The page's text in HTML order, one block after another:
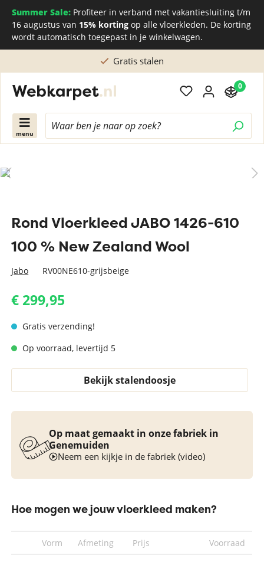
Summer Sale: Profiteer in verband met vakantiesluiting t/m
16 augustus van 15% korting op alle vloerkleden. De korting
wordt automatisch toegepast in je winkelwagen.
Gratis stalen
menu
0
Rond Vloerkleed JABO 1426-610
100 % New Zealand Wool
Jabo RV00NE610-grijsbeige
€ 299,95
Gratis verzending!
Op voorraad, levertijd 5
Bekijk stalendoosje
Op maat gemaakt in onze fabriek in
Genemuiden
Neem een kijkje in de fabriek (video)
Hoe mogen we jouw vloerkleed maken?
Vorm Afmeting Prijs Voorraad